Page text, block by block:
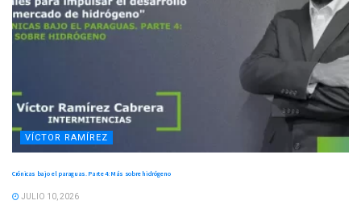
VÍCTOR RAMÍREZ
Crónicas bajo el paraguas. Parte 4: Más sobre hidrógeno
JULIO 10, 2026